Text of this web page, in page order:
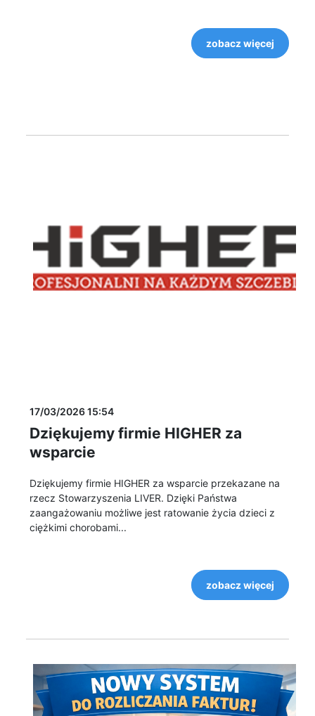
zobacz więcej
17/03/2026 15:54
Dziękujemy firmie HIGHER za
wsparcie
Dziękujemy firmie HIGHER za wsparcie przekazane na
rzecz Stowarzyszenia LIVER. Dzięki Państwa
zaangażowaniu możliwe jest ratowanie życia dzieci z
ciężkimi chorobami...
zobacz więcej